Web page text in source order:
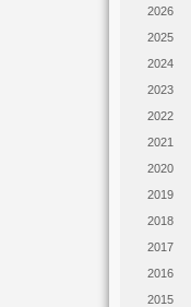
2026
2025
2024
2023
2022
2021
2020
2019
2018
2017
2016
2015